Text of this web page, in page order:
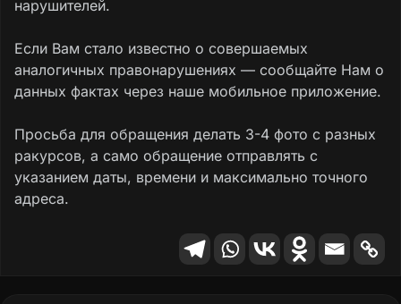
нарушителей.
Если Вам стало известно о совершаемых
аналогичных правонарушениях — сообщайте Нам о
данных фактах через наше мобильное приложение.
Просьба для обращения делать 3-4 фото с разных
ракурсов, а само обращение отправлять с
указанием даты, времени и максимально точного
адреса.